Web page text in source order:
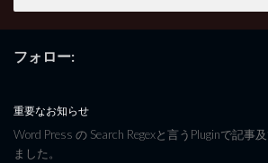
フォロー:
重要なお知らせ
Word Press の Search Regexと言うPluginで記事
ました。